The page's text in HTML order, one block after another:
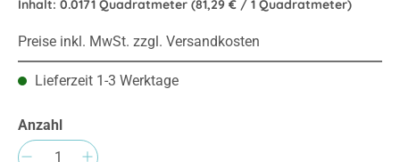
Inhalt: 0.0171 Quadratmeter (81,29 € / 1 Quadratmeter)
Preise inkl. MwSt. zzgl. Versandkosten
Lieferzeit 1-3 Werktage
Anzahl
Produkt Anzahl: Gib den gewünschten